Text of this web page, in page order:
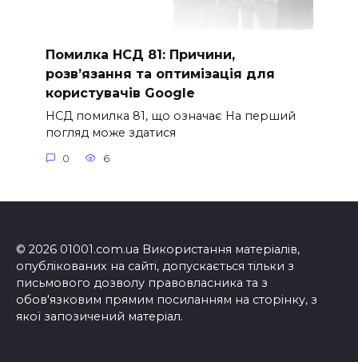
Помилка НСД 81: Причини,
розв’язання та оптимізація для
користувачів Google
НСД помилка 81, що означає На перший
погляд може здатися
0 6
© 2026 01001.com.ua Використання матеріалів,
опублікованих на сайті, допускається тільки з
письмового дозволу правовласника та з
обов'язковим прямим посиланням на сторінку, з
якої запозичений матеріал.